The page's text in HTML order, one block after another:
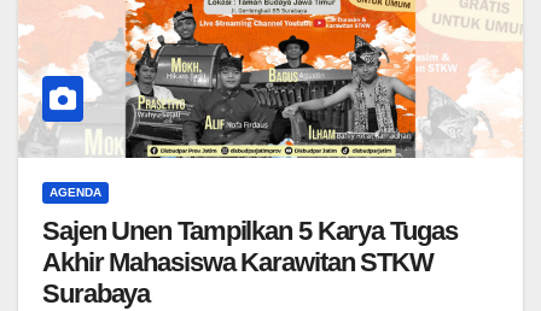
AGENDA
Sajen Unen Tampilkan 5 Karya Tugas
Akhir Mahasiswa Karawitan STKW
Surabaya